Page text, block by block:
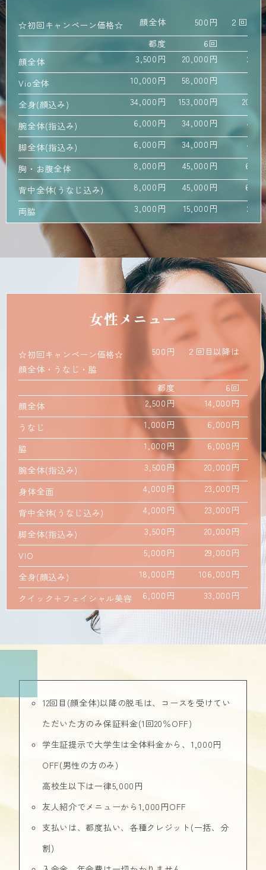
☆初回キャンペーン価格☆ 顔全体 500円
２回目
都度
6回
顔全体
3,500円 20,000円
Vio全体 10,000円 58,000円
全身(顔込み) 34,000円 153,000円
腕全体(指込み) 6,000円 34,000円
脚全体(指込み) 6,000円 34,000円
胸・お腹全体 8,000円 45,000円
背中全体(うなじ込み) 8,000円 45,000円
両脇 3,000円 15,000円
女性メニュー
☆初回キャンペーン価格☆
顔全体・うなじ・脇
500円 ２回目以降は
都度
6回
顔全体
2,500円 14,000円
うなじ 1,000円 6,000円
脇 1,000円 6,000円
腕全体(指込み) 3,500円 20,000円
身体全面 4,000円 23,000円
背中全体(うなじ込み) 4,000円 23,000円
脚全体(指込み) 3,500円 20,000円
VIO 5,000円 29,000円
全身(顔込み) 18,000円 106,000円
クイック＋フェイシャル美容 6,000円 33,000円
12回目(顔全体)以降の脱毛は、コースを受けてい
ただいた方のみ保証料金(1回20％OFF)
学生証提示で大学生は全体料金から、1,000円
OFF(男性の方のみ)
高校生以下は一律5,000円
友人紹介でメニューから1,000円OFF
支払いは、都度払い、各種クレジット(一括、分
割)